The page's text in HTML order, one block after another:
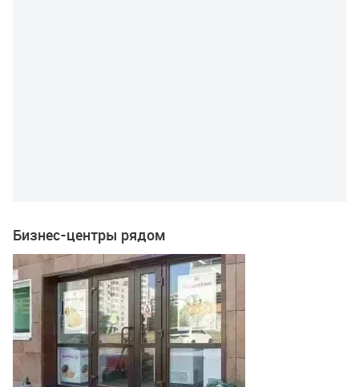
Бизнес-центры рядом